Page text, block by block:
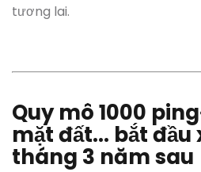
tương lai.
Quy mô 1000
mặt đất... bắt
tháng 3 năm sau